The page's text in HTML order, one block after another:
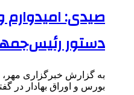
صیدی: امیدوارم
دستور
به گزارش خبرگزاری
بورس و اوراق بهادار در